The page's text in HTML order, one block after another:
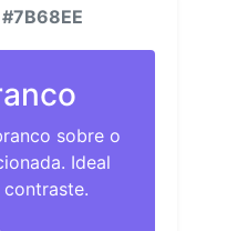
#7B68EE
sobre o
Ideal